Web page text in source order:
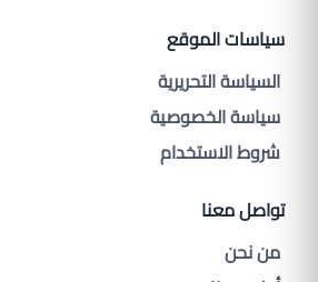
سياسات الموقع
السياسة التحريرية
سياسة الخصوصية
شروط الاستخدام
تواصل معنا
من نحن